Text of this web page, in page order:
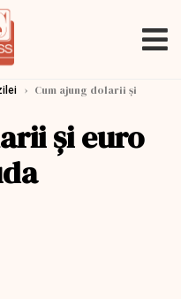
› Cum ajung dolarii și
și euro